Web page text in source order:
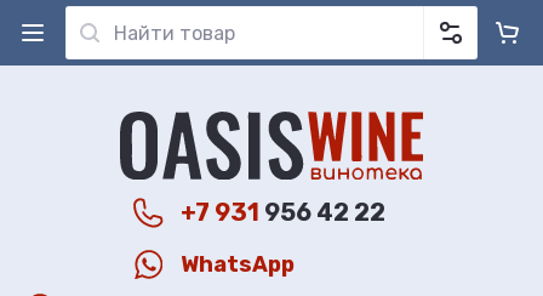
+7 931 956 42 22
WhatsApp